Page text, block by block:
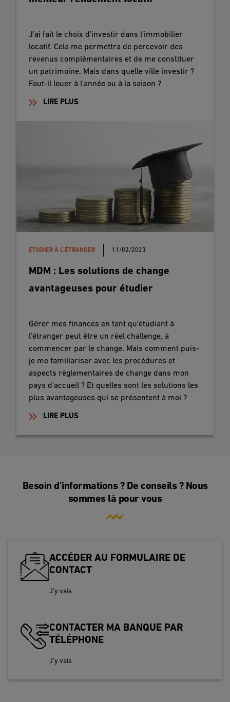
J’ai fait le choix d’investir dans l’immobilier
locatif. Cela me permettra de percevoir des
revenus complémentaires et de me constituer
un patrimoine. Mais dans quelle ville investir ?
Faut-il louer à l’année ou à la saison ?
LIRE PLUS
ETUDIER À L'ÉTRANGER 11/02/2023
MDM : Les solutions de change
avantageuses pour étudier
Gérer mes finances en tant qu’étudiant à
l’étranger peut être un réel challenge, à
commencer par le change. Mais comment puis-
je me familiariser avec les procédures et
aspects règlementaires de change dans mon
pays d’accueil ? Et quelles sont les solutions les
plus avantageuses qui se présentent à moi ?
LIRE PLUS
Besoin d’informations ? De conseils ? Nous
sommes là pour vous
ACCÉDER AU FORMULAIRE DE
CONTACT
J’y vais
CONTACTER MA BANQUE PAR
TÉLÉPHONE
J’y vais